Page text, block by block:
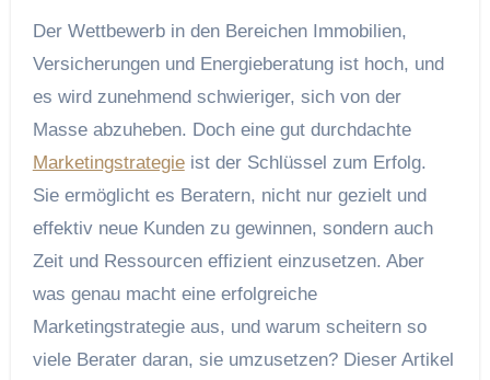
Der Wettbewerb in den Bereichen Immobilien,
Versicherungen und Energieberatung ist hoch, und
es wird zunehmend schwieriger, sich von der
Masse abzuheben. Doch eine gut durchdachte
Marketingstrategieist der Schlüssel zum Erfolg.
Sie ermöglicht es Beratern, nicht nur gezielt und
effektiv neue Kunden zu gewinnen, sondern auch
Zeit und Ressourcen effizient einzusetzen. Aber
was genau macht eine erfolgreiche
Marketingstrategie aus, und warum scheitern so
viele Berater daran, sie umzusetzen? Dieser Artikel